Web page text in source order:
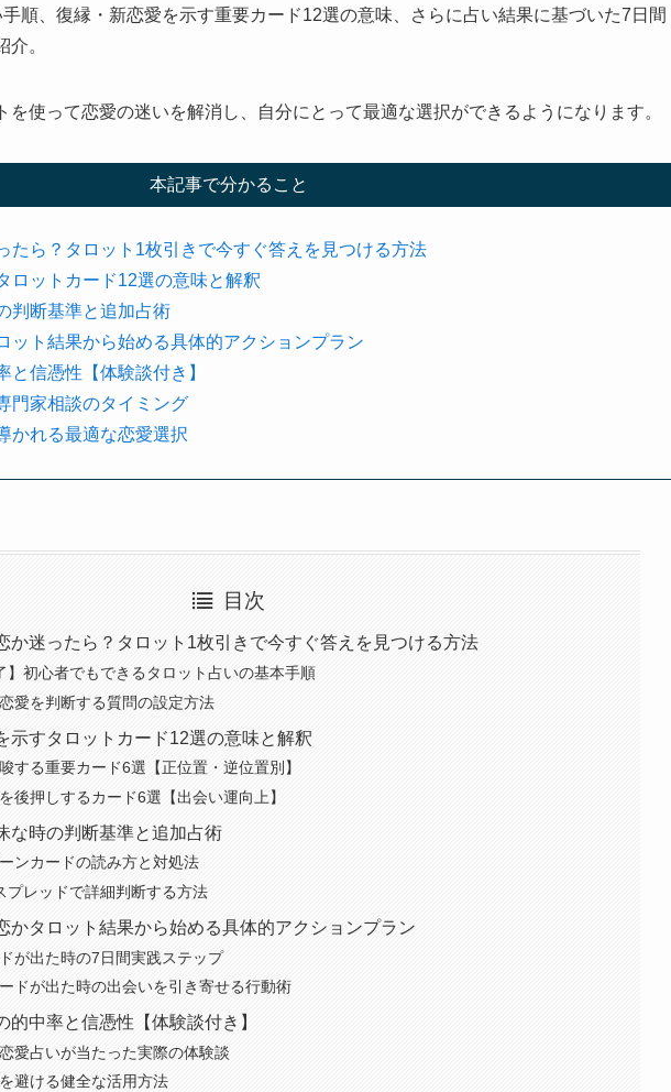
順、復縁・新恋愛を示す重要カード12選の意味、さらに占い結果に基づいた7日間
。
を使って恋愛の迷いを解消し、自分にとって最適な選択ができるようになります。
本記事で分かること
たら？タロット1枚引きで今すぐ答えを見つける方法
ロットカード12選の意味と解釈
判断基準と追加占術
ット結果から始める具体的アクションプラン
と信憑性【体験談付き】
門家相談のタイミング
かれる最適な恋愛選択
目次
か迷ったら？タロット1枚引きで今すぐ答えを見つける方法
】初心者でもできるタロット占いの基本手順
愛を判断する質問の設定方法
示すタロットカード12選の意味と解釈
する重要カード6選【正位置・逆位置別】
後押しするカード6選【出会い運向上】
な時の判断基準と追加占術
ンカードの読み方と対処法
プレッドで詳細判断する方法
かタロット結果から始める具体的アクションプラン
が出た時の7日間実践ステップ
ドが出た時の出会いを引き寄せる行動術
的中率と信憑性【体験談付き】
愛占いが当たった実際の体験談
避ける健全な活用方法